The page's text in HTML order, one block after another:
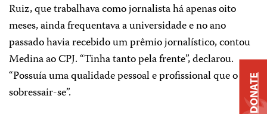
Ruiz, que trabalhava como jornalista há apenas oito
meses, ainda frequentava a universidade e no ano
passado havia recebido um prêmio jornalístico, contou
Medina ao CPJ. “Tinha tanto pela frente”, declarou.
“Possuía uma qualidade pessoal e profissional que o fez
sobressair-se”.
DONATE